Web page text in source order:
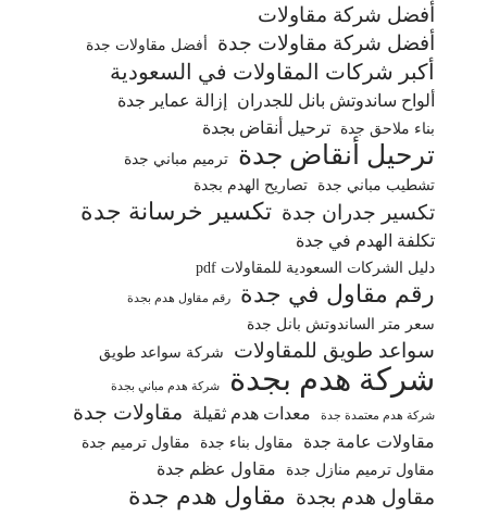
أفضل شركة مقاولات
أفضل شركة مقاولات جدة
أفضل مقاولات جدة
أكبر شركات المقاولات في السعودية
ألواح ساندوتش بانل للجدران إزالة عماير جدة
بناء ملاحق جدة ترحيل أنقاض بجدة
ترحيل أنقاض جدة
ترميم مباني جدة
تشطيب مباني جدة
تصاريح الهدم بجدة
تكسير جدران جدة تكسير خرسانة جدة
تكلفة الهدم في جدة
دليل الشركات السعودية للمقاولات pdf
رقم مقاول في جدة رقم مقاول هدم بجدة
سعر متر الساندوتش بانل جدة
سواعد طويق للمقاولات شركة سواعد طويق
شركة هدم بجدة شركة هدم مباني بجدة
شركة هدم معتمدة جدة معدات هدم ثقيلة مقاولات جدة
مقاولات عامة جدة مقاول بناء جدة
مقاول ترميم جدة
مقاول ترميم منازل جدة
مقاول عظم جدة
مقاول هدم بجدة مقاول هدم جدة